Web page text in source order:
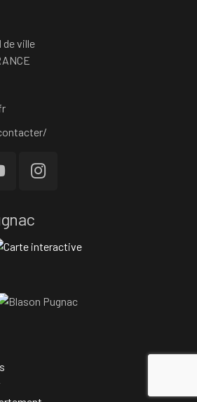
de ville